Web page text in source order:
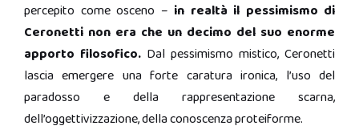
percepito come osceno – in realtà il pessimismo di
Ceronetti non era che un decimo del suo enorme
apporto filosofico. Dal pessimismo mistico, Ceronetti
lascia emergere una forte caratura ironica, l’uso del
paradosso e della rappresentazione scarna,
dell’oggettivizzazione, della conoscenza proteiforme.